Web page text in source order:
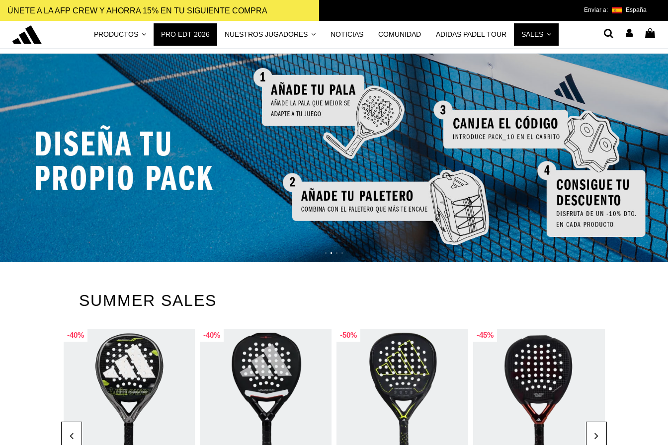
ÚNETE A LA AFP CREW Y AHORRA 15% EN TU SIGUIENTE COMPRA Enviar a: España
PRODUCTOS PRO EDT 2026 NUESTROS JUGADORES NOTICIAS COMUNIDAD ADIDAS PADEL TOUR SALES
SUMMER SALES
-45%
¡EXCLUSIVA!
-45% -50%